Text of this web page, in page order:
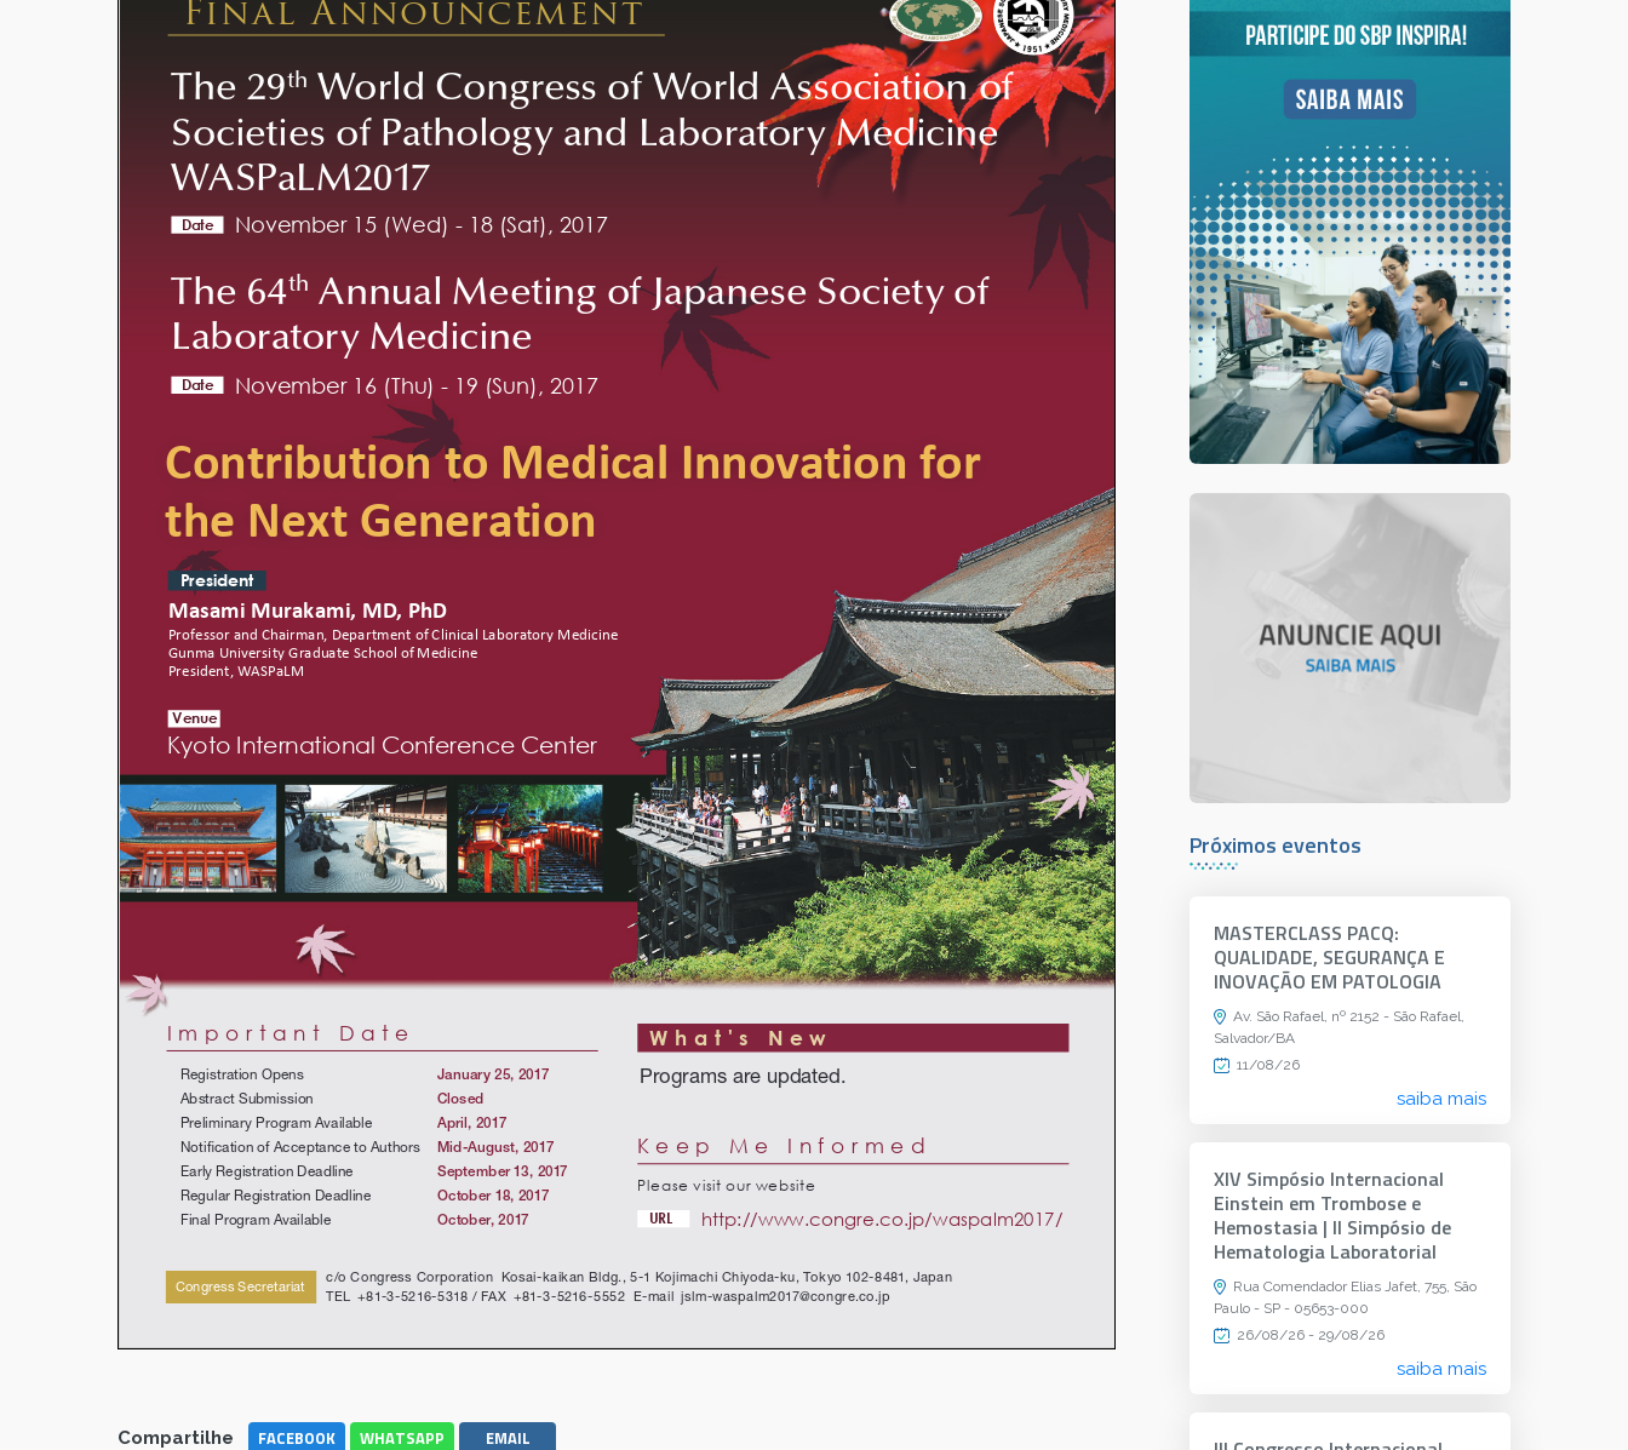
Compartilhe FACEBOOK WHATSAPP EMAIL
Próximos eventos
MASTERCLASS PACQ:
QUALIDADE, SEGURANÇA E
INOVAÇÃO EM PATOLOGIA
Av. São Rafael, nº 2152 - São Rafael,
Salvador/BA
11/08/26
saiba mais
XIV Simpósio Internacional
Einstein em Trombose e
Hemostasia | II Simpósio de
Hematologia Laboratorial
Rua Comendador Elias Jafet, 755, São
Paulo - SP - 05653-000
26/08/26 - 29/08/26
saiba mais